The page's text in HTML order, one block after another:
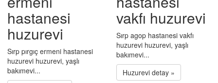
hastanesi
huzurevi
Sırp pırgıç ermeni hastanesi
huzurevi huzurevi, yaşlı
bakımevi...
vakfı huzurevi
Sırp agop hastanesi vakfı
huzurevi huzurevi, yaşlı
bakımevi...
Huzurevi detay »